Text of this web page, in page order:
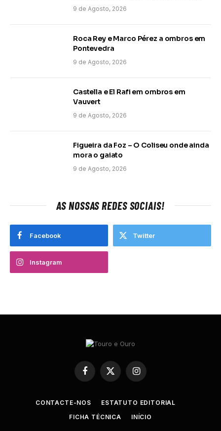
9 de Agosto, 2026
Roca Rey e Marco Pérez a ombros em
Pontevedra
9 de Agosto, 2026
Castella e El Rafi em ombros em
Vauvert
9 de Agosto, 2026
Figueira da Foz – O Coliseu onde ainda
mora o gaiato
9 de Agosto, 2026
AS NOSSAS REDES SOCIAIS!
Facebook Twitter
Instagram
Facebook
X
(Twitter)
Instagram
CONTACTE-NOS
ESTATUTO EDITORIAL
FICHA TÉCNICA
INÍCIO